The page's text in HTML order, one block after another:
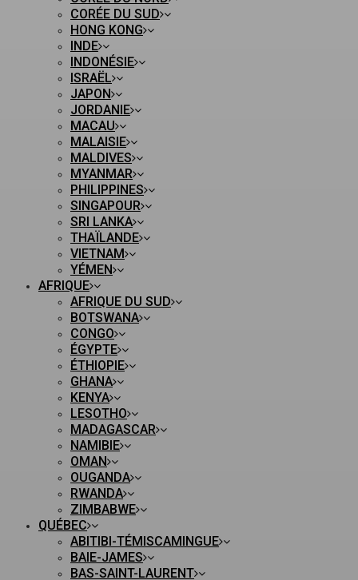
CORÉE DU SUD
HONG KONG
INDE
INDONÉSIE
ISRAËL
JAPON
JORDANIE
MACAU
MALAISIE
MALDIVES
MYANMAR
PHILIPPINES
SINGAPOUR
SRI LANKA
THAÏLANDE
VIETNAM
YÉMEN
AFRIQUE
AFRIQUE DU SUD
BOTSWANA
CONGO
ÉGYPTE
ÉTHIOPIE
GHANA
KENYA
LESOTHO
MADAGASCAR
NAMIBIE
OMAN
OUGANDA
RWANDA
ZIMBABWE
QUÉBEC
ABITIBI-TÉMISCAMINGUE
BAIE-JAMES
BAS-SAINT-LAURENT